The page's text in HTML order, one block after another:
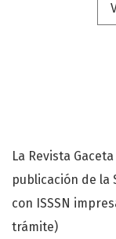
La Revista
publicación de la
con ISSSN
trámite)